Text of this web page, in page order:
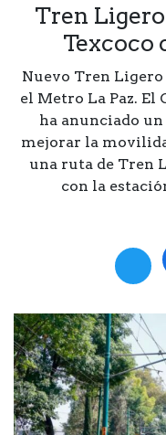
Tren
Texcoco
Nuevo Tren Ligero
el Metro La Paz. El
ha anunciado
mejorar la
una ruta de Tren
con la